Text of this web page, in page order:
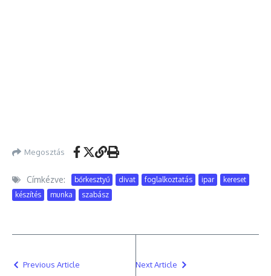
Megosztás
Címkézve: bőrkesztyű divat foglalkoztatás ipar
kereset
készítés
munka szabász
Previous Article Next Article